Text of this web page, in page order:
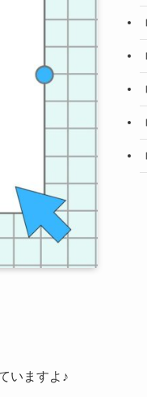
いますよ♪